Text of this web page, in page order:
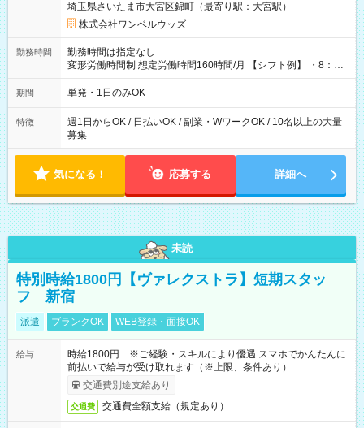
埼玉県さいたま市大宮区錦町（最寄り駅：大宮駅）
株式会社ワンベルウッズ
勤務時間
勤務時間は指定なし
変形労働時間制 想定労働時間160時間/月 【シフト例】 ・8：00
～21：00
期間 単発・1日のみOK
特徴
週1日からOK / 日払いOK / 副業・WワークOK / 10名以上の大量
募集
気になる！ 応募する 詳細へ
未読
特別時給1800円【ヴァレクストラ】短期スタッ
フ 新宿
派遣 ブランクOK WEB登録・面接OK
給与
時給1800円 ※ご経験・スキルにより優遇 スマホでかんたんに
前払いで給与が受け取れます（※上限、条件あり）
交通費別途支給あり
交通費 交通費全額支給（規定あり）